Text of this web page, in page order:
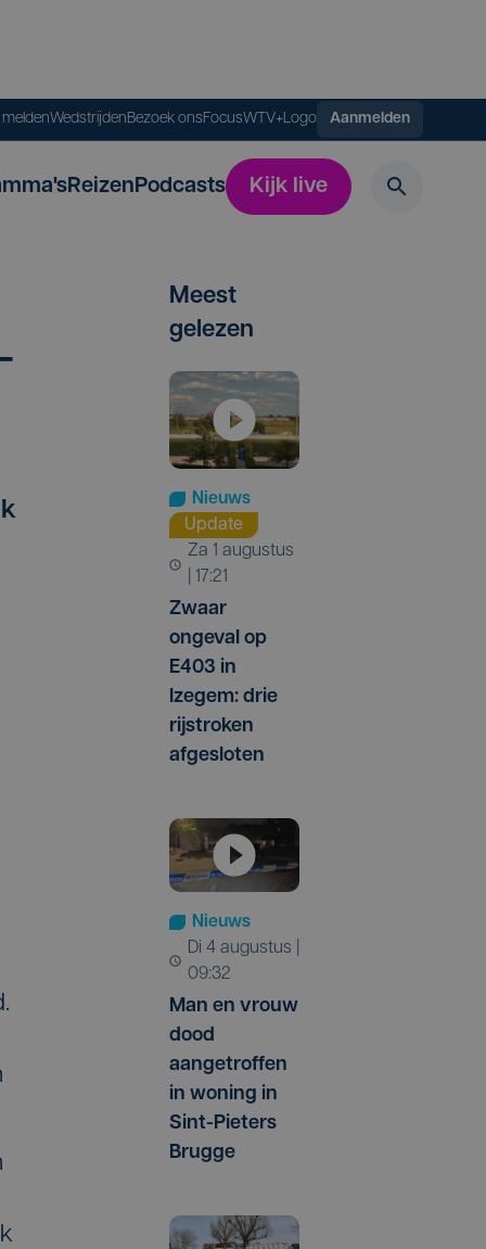
WedstrijdenBezoek onsFocusWTV+Logo Aanmelden
ReizenPodcasts Kijk live
Meest
gelezen
Nieuws
Update
za 1 augustus
| 17:21
Zwaar
ongeval op
E403 in
Izegem: drie
rijstroken
afgesloten
Nieuws
di 4 augustus |
09:32
Man en vrouw
dood
aangetroffen
in woning in
Sint-Pieters
Brugge